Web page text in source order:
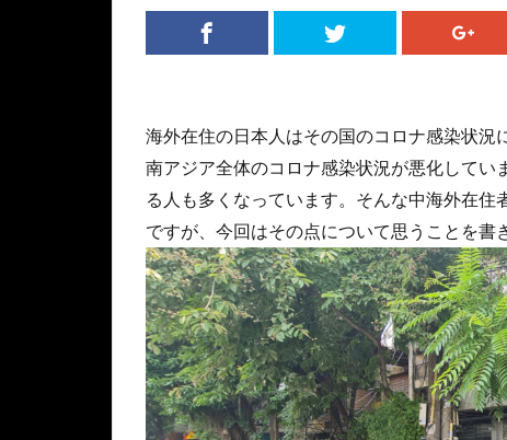
海外在住の日本人はその国のコロナ感染状況
南アジア全体のコロナ感染状況が悪化してい
る人も多くなっています。そんな中海外在
ですが、今回はその点について思うことを書